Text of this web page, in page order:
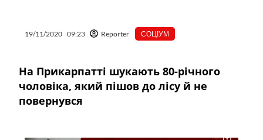
19/11/2020 09:23 Reporter СОЦІУМ
На Прикарпатті шукають 80-річного
чоловіка, який пішов до лісу й не
повернувся